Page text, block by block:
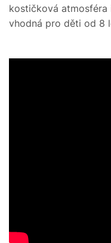
kostičková atmosféra
vhodná pro děti od 8